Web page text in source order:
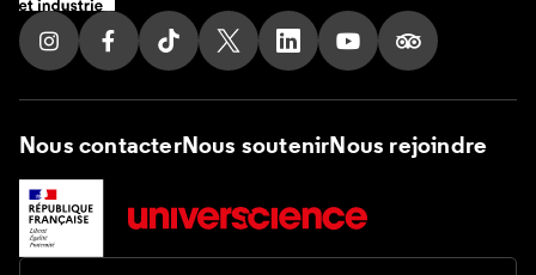
Suivez nous sur Instagram
Suivez nous sur Facebook
Suivez nous sur Tik Tok
Suivez nous sur X
Suivez nous sur LinkedIn
Suivez nous sur
Suivez nous
Nous contacterNous soutenirNous rejoindre